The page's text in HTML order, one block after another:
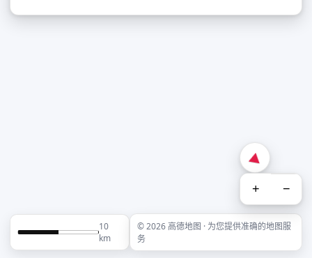
+ −
10
km
© 2026 高德地图 · 为您提供准确的地图服
务